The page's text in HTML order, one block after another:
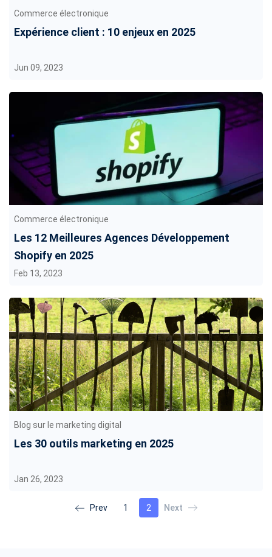
Commerce électronique
Expérience client : 10 enjeux en 2025
Jun 09, 2023
Commerce électronique
Les 12 Meilleures Agences Développement
Shopify en 2025
Feb 13, 2023
Blog sur le marketing digital
Les 30 outils marketing en 2025
Jan 26, 2023
1 2